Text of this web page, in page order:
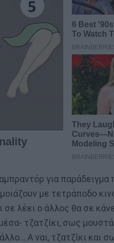
για παράδειγμα
με τετράποδο
λέει ο άλλος θα σε
τζατζίκι, σως
Α ναι, τζατζίκι και